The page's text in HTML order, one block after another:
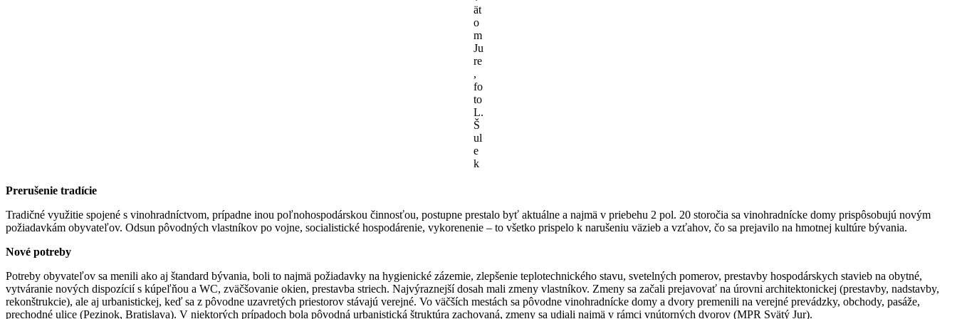
ät
o
m
Ju
re
,
fo
to
L.
Š
ul
e
k
Prerušenie tradície
Tradičné využitie spojené s vinohradníctvom, prípadne inou poľnohospodárskou činnosťou, postupne prestalo byť aktuálne a najmä v priebehu 2 pol. 20 storočia sa vinohradnícke domy prispôsobujú novým
požiadavkám obyvateľov. Odsun pôvodných vlastníkov po vojne, socialistické hospodárenie, vykorenenie – to všetko prispelo k narušeniu väzieb a vzťahov, čo sa prejavilo na hmotnej kultúre bývania.
Nové potreby
Potreby obyvateľov sa menili ako aj štandard bývania, boli to najmä požiadavky na hygienické zázemie, zlepšenie teplotechnického stavu, svetelných pomerov, prestavby hospodárskych stavieb na obytné,
vytváranie nových dispozícií s kúpeľňou a WC, zväčšovanie okien, prestavba striech. Najvýraznejší dosah mali zmeny vlastníkov. Zmeny sa začali prejavovať na úrovni architektonickej (prestavby, nadstavby,
rekonštrukcie), ale aj urbanistickej, keď sa z pôvodne uzavretých priestorov stávajú verejné. Vo väčších mestách sa pôvodne vinohradnícke domy a dvory premenili na verejné prevádzky, obchody, pasáže,
prechodné ulice (Pezinok, Bratislava). V niektorých prípadoch bola pôvodná urbanistická štruktúra zachovaná, zmeny sa udiali najmä v rámci vnútorných dvorov (MPR Svätý Jur).